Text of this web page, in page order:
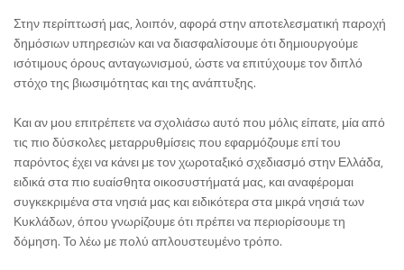
Στην περίπτωσή μας, λοιπόν, αφορά στην αποτελεσματική παροχή
δημόσιων υπηρεσιών και να διασφαλίσουμε ότι δημιουργούμε
ισότιμους όρους ανταγωνισμού, ώστε να επιτύχουμε τον διπλό
στόχο της βιωσιμότητας και της ανάπτυξης.
Και αν μου επιτρέπετε να σχολιάσω αυτό που μόλις είπατε, μία από
τις πιο δύσκολες μεταρρυθμίσεις που εφαρμόζουμε επί του
παρόντος έχει να κάνει με τον χωροταξικό σχεδιασμό στην Ελλάδα,
ειδικά στα πιο ευαίσθητα οικοσυστήματά μας, και αναφέρομαι
συγκεκριμένα στα νησιά μας και ειδικότερα στα μικρά νησιά των
Κυκλάδων, όπου γνωρίζουμε ότι πρέπει να περιορίσουμε τη
δόμηση. Το λέω με πολύ απλουστευμένο τρόπο.